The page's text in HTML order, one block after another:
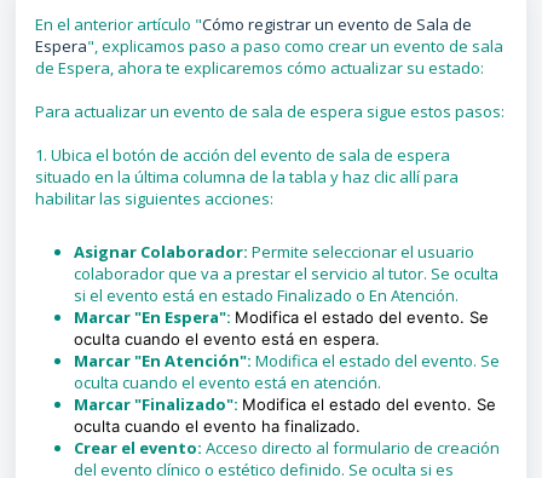
En el anterior artículo "Cómo registrar un evento de Sala de
Espera", explicamos paso a paso como crear un evento de sala
de Espera, ahora te explicaremos cómo actualizar su estado:
Para actualizar un evento de sala de espera sigue estos pasos:
1. Ubica el botón de acción del evento de sala de espera
situado en la última columna de la tabla y haz clic allí para
habilitar las siguientes acciones:
Asignar Colaborador: Permite seleccionar el usuario
colaborador que va a prestar el servicio al tutor. Se oculta
si el evento está en estado Finalizado o En Atención.
Marcar "En Espera": Modifica el estado del evento. Se
oculta cuando el evento está en espera.
Marcar "En Atención": Modifica el estado del evento. Se
oculta cuando el evento está en atención.
Marcar "Finalizado": Modifica el estado del evento. Se
oculta cuando el evento ha finalizado.
Crear el evento: Acceso directo al formulario de creación
del evento clínico o estético definido. Se oculta si es